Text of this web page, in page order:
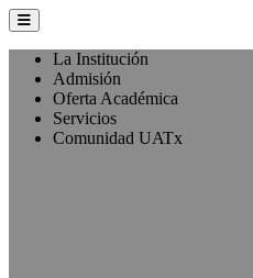
La Institución
Admisión
Oferta Académica
Servicios
Comunidad UATx